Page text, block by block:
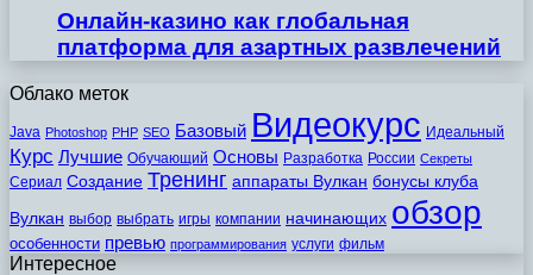
Онлайн-казино как глобальная
платформа для азартных развлечений
Облако меток
Java Photoshop PHP SEO Базовый Видеокурс Идеальный
Курс Лучшие Обучающий Основы Разработка России Секреты
Сериал Создание Тренинг аппараты Вулкан бонусы клуба
Вулкан выбор выбрать игры компании начинающих обзор
особенности превью программирования услуги фильм
Интересное